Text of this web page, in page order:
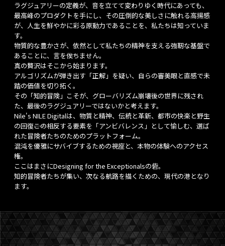
ラグジュアリーの定義が、音を立てて変わりゆく時代にあっても、
最高峰のプロダクトを手にし、その圧倒的な美しさに触れる高揚感
が、人生を鮮やかに彩る原動力であることを、私たちは知っていま
す。
物質的な豊かさが、依然として私たちの精神を支える強靭な基盤で
あることに、言を俟ちません。
真の贅沢はそこから始まります。
アルゴリズムが弾き出す「正解」を疑い、自らの審美眼と直感で未
踏の価値を切り拓く。
その「知的冒険」こそが、グローバリズム崩壊後の世界に残され
た、最後のラグジュアリーではないかと考えます。
Nile's NILE Digitalは、物質と精神、伝統と革新、都市の快楽と野生
の回復――この相反する要素を「アンビバレンス」として愉しむ、選ば
れた冒険者たちのためのプラットフォーム。
混沌を優雅にサバイブするための視座と、本物の体験へのアクセス
権。
ここはまさにDesigning for the Exceptionalsの砦。
知的冒険者たちが集い、次なる航路を描くための、現代の港となり
ます。